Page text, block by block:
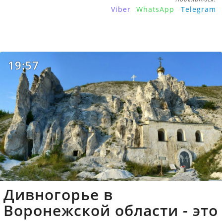
Viber WhatsApp Telegram
19:57
Дивногорье в
Воронежской области - это